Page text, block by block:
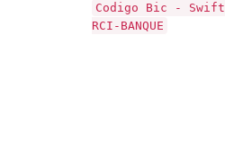
Codigo Bic - Swift
RCI-BANQUE